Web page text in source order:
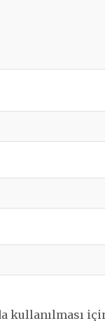
kullanılması